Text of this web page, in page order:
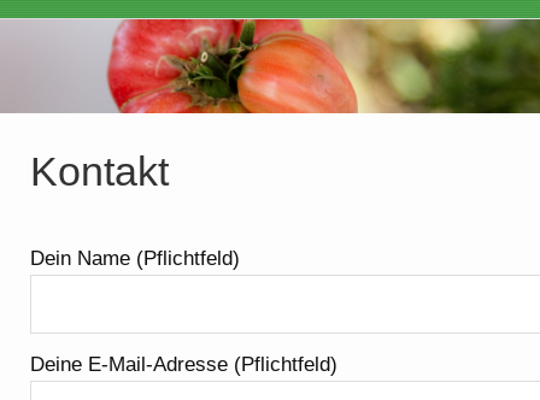
Kontakt
Dein Name (Pflichtfeld)
Deine E-Mail-Adresse (Pflichtfeld)